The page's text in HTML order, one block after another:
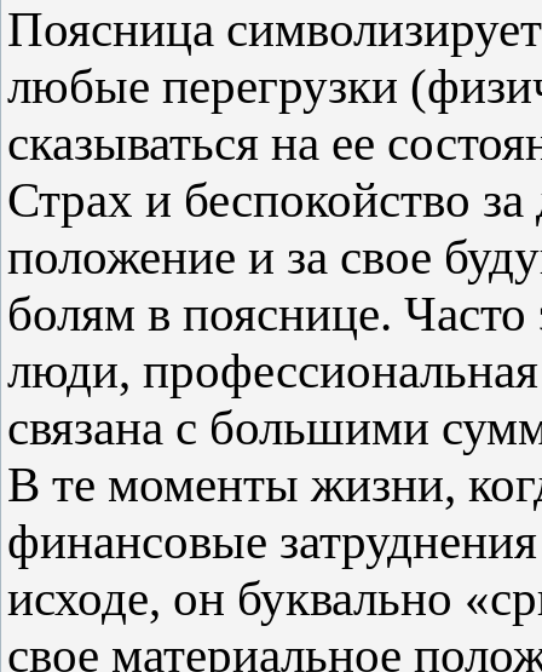
Поясница
любые перегрузки
сказываться на ее
Страх и беспокойство
положение и за свое
болям в пояснице.
люди,
связана с большими
В те моменты жизни,
финансовые
исходе, он буквально
свое материальное